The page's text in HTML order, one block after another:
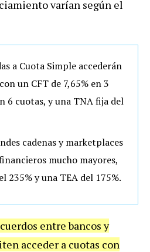
varían según el
a Cuota Simple accederán
un CFT de 7,65% en 3
6 cuotas, y una TNA fija del
cadenas y marketplaces
mucho mayores,
235% y una TEA del 175%.
entre bancos y
acceder a cuotas con